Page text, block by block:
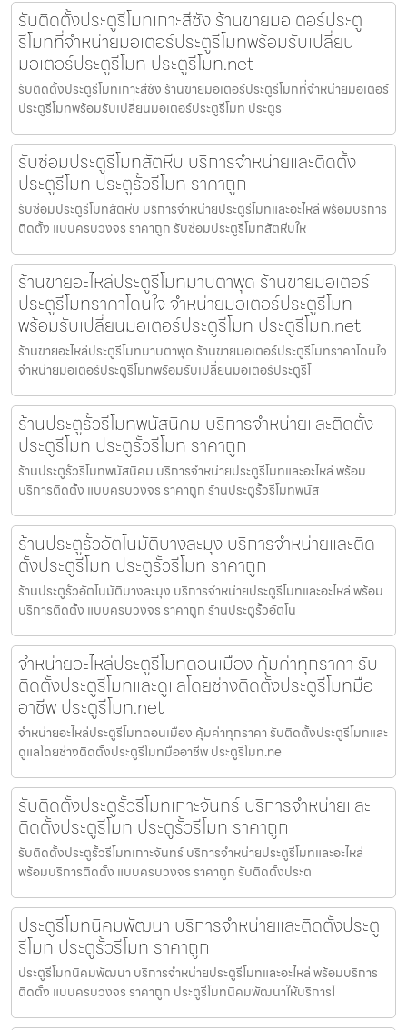
รับติดตั้งประตูรีโมทเกาะสีชัง ร้านขายมอเตอร์ประตู
รีโมทที่จำหน่ายมอเตอร์ประตูรีโมทพร้อมรับเปลี่ยน
มอเตอร์ประตูรีโมท ประตูรีโมท.net
รับติดตั้งประตูรีโมทเกาะสีชัง ร้านขายมอเตอร์ประตูรีโมทที่จำหน่ายมอเตอร์
ประตูรีโมทพร้อมรับเปลี่ยนมอเตอร์ประตูรีโมท ประตูร
รับซ่อมประตูรีโมทสัตหีบ บริการจำหน่ายและติดตั้ง
ประตูรีโมท ประตูรั้วรีโมท ราคาถูก
รับซ่อมประตูรีโมทสัตหีบ บริการจำหน่ายประตูรีโมทและอะไหล่ พร้อมบริการ
ติดตั้ง แบบครบวงจร ราคาถูก รับซ่อมประตูรีโมทสัตหีบให
ร้านขายอะไหล่ประตูรีโมทมาบตาพุด ร้านขายมอเตอร์
ประตูรีโมทราคาโดนใจ จำหน่ายมอเตอร์ประตูรีโมท
พร้อมรับเปลี่ยนมอเตอร์ประตูรีโมท ประตูรีโมท.net
ร้านขายอะไหล่ประตูรีโมทมาบตาพุด ร้านขายมอเตอร์ประตูรีโมทราคาโดนใจ
จำหน่ายมอเตอร์ประตูรีโมทพร้อมรับเปลี่ยนมอเตอร์ประตูรีโ
ร้านประตูรั้วรีโมทพนัสนิคม บริการจำหน่ายและติดตั้ง
ประตูรีโมท ประตูรั้วรีโมท ราคาถูก
ร้านประตูรั้วรีโมทพนัสนิคม บริการจำหน่ายประตูรีโมทและอะไหล่ พร้อม
บริการติดตั้ง แบบครบวงจร ราคาถูก ร้านประตูรั้วรีโมทพนัส
ร้านประตูรั้วอัตโนมัติบางละมุง บริการจำหน่ายและติด
ตั้งประตูรีโมท ประตูรั้วรีโมท ราคาถูก
ร้านประตูรั้วอัตโนมัติบางละมุง บริการจำหน่ายประตูรีโมทและอะไหล่ พร้อม
บริการติดตั้ง แบบครบวงจร ราคาถูก ร้านประตูรั้วอัตโน
จำหน่ายอะไหล่ประตูรีโมทดอนเมือง คุ้มค่าทุกราคา รับ
ติดตั้งประตูรีโมทและดูแลโดยช่างติดตั้งประตูรีโมทมือ
อาชีพ ประตูรีโมท.net
จำหน่ายอะไหล่ประตูรีโมทดอนเมือง คุ้มค่าทุกราคา รับติดตั้งประตูรีโมทและ
ดูแลโดยช่างติดตั้งประตูรีโมทมืออาชีพ ประตูรีโมท.ne
รับติดตั้งประตูรั้วรีโมทเกาะจันทร์ บริการจำหน่ายและ
ติดตั้งประตูรีโมท ประตูรั้วรีโมท ราคาถูก
รับติดตั้งประตูรั้วรีโมทเกาะจันทร์ บริการจำหน่ายประตูรีโมทและอะไหล่
พร้อมบริการติดตั้ง แบบครบวงจร ราคาถูก รับติดตั้งประต
ประตูรีโมทนิคมพัฒนา บริการจำหน่ายและติดตั้งประตู
รีโมท ประตูรั้วรีโมท ราคาถูก
ประตูรีโมทนิคมพัฒนา บริการจำหน่ายประตูรีโมทและอะไหล่ พร้อมบริการ
ติดตั้ง แบบครบวงจร ราคาถูก ประตูรีโมทนิคมพัฒนาให้บริการโ